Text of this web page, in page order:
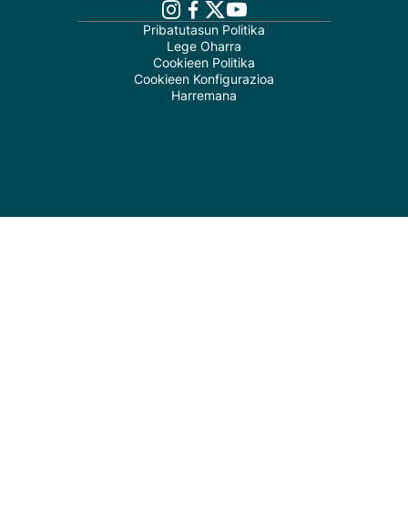
Pribatutasun Politika
Lege Oharra
Cookieen Politika
Cookieen Konfigurazioa
Harremana